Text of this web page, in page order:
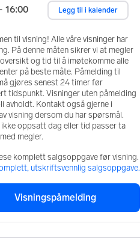
16:00 Legg til i kalender
til visning! Alle våre visninger har
På denne måten sikrer vi at megler
og tid til å imøtekomme alle
på beste måte. Påmelding til
gjøres senest 24 timer før
tidspunkt. Visninger uten påmelding
avholdt. Kontakt også gjerne i
visning dersom du har spørsmål.
oppsatt dag eller tid passer ta
megler.
komplett salgsoppgave før visning.
utskriftsvennlig salgsoppgave.
Visningspåmelding